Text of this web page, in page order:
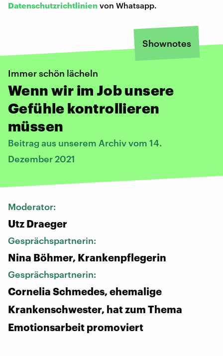
Datenschutzrichtlinien von Whatsapp.
Shownotes
Immer schön lächeln
Wenn wir im Job unsere
Gefühle kontrollieren
müssen
Beitrag aus unserem Archiv vom 14.
Dezember 2021
Moderator:
Utz Draeger
Gesprächspartnerin:
Nina Böhmer, Krankenpflegerin
Gesprächspartnerin:
Cornelia Schmedes, ehemalige
Krankenschwester, hat zum Thema
Emotionsarbeit promoviert